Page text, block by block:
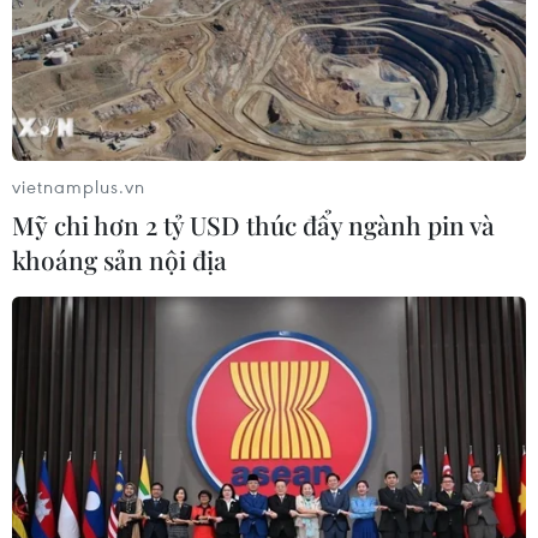
Không khí lạnh tiếp tục gây mưa vừa đến
mưa to ở Bắc Bộ, trời rét đậm
13/02/2022 00:09
vietnamplus.vn
Mỹ chi hơn 2 tỷ USD thúc đẩy ngành pin và
khoáng sản nội địa